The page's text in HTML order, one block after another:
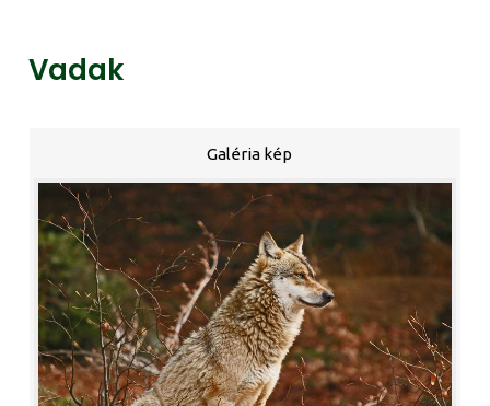
Vadak
Galéria kép